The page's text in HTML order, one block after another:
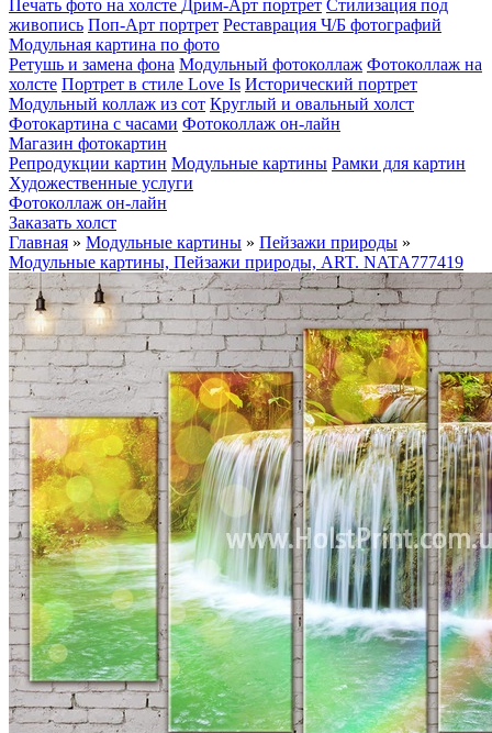
Печать фото на холсте Дрим-Арт портрет Стилизация под
живопись Поп-Арт портрет Реставрация Ч/Б фотографий
Модульная картина по фото
Ретушь и замена фона Модульный фотоколлаж Фотоколлаж на
холсте Портрет в стиле Love Is Исторический портрет
Модульный коллаж из сот Круглый и овальный холст
Фотокартина с часами Фотоколлаж он-лайн
Магазин фотокартин
Репродукции картин Модульные картины Рамки для картин
Художественные услуги
Фотоколлаж он-лайн
Заказать холст
Главная » Модульные картины » Пейзажи природы »
Модульные картины, Пейзажи природы, ART. NATA777419